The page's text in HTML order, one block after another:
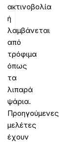
ακτινοβολία
ή
λαμβάνεται
από
τρόφιμα
όπως
τα
λιπαρά
ψάρια.
Προηγούμενες
μελέτες
έχουν